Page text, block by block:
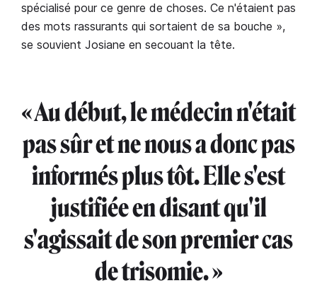
spécialisé pour ce genre de choses. Ce n'étaient pas
des mots rassurants qui sortaient de sa bouche »,
se souvient Josiane en secouant la tête.
« Au début, le médecin n'était
pas sûr et ne nous a donc pas
informés plus tôt. Elle s'est
justifiée en disant qu'il
s'agissait de son premier cas
de trisomie. »